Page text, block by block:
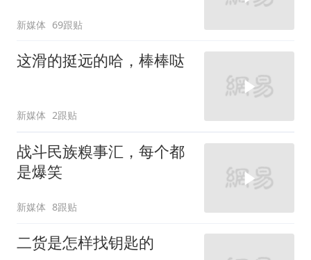
新媒体 69跟贴
这滑的挺远的哈，棒棒哒
新媒体 2跟贴
战斗民族糗事汇，每个都
是爆笑
新媒体 8跟贴
二货是怎样找钥匙的